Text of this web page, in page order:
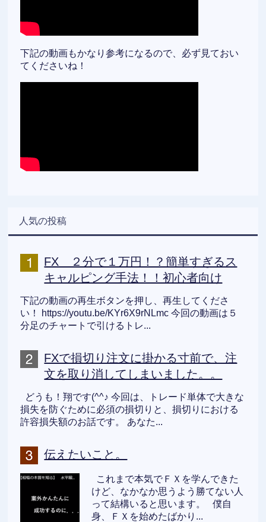
下記の動画もかなり参考になるので、必ず見ておい
てくださいね！
人気の投稿
FX ２分で１万円！？簡単すぎるス
キャルピング手法！！初心者向け
下記の動画の再生ボタンを押し、再生してくださ
い！ https://youtu.be/KYr6X9rNLmc 今回の動画は５
分足のチャートで引けるトレ...
FXで損切り注文に掛かる寸前で、注
文を取り消してしまいました。。
どうも！翔です(^^♪ 今回は、トレード単体で大きな
損失を防ぐために必須の損切りと、損切りにおける
許容損失額のお話です。 あなた...
伝えたいこと。
これまで本気でＦＸを学んできた
けど、なかなか思うよう勝てない人
って結構いると思います。 僕自
身、ＦＸを始めたばかり...